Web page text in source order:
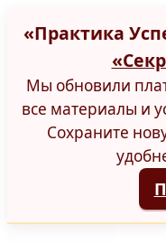
«Практика
Мы обновили
все материалы и
Сохраните